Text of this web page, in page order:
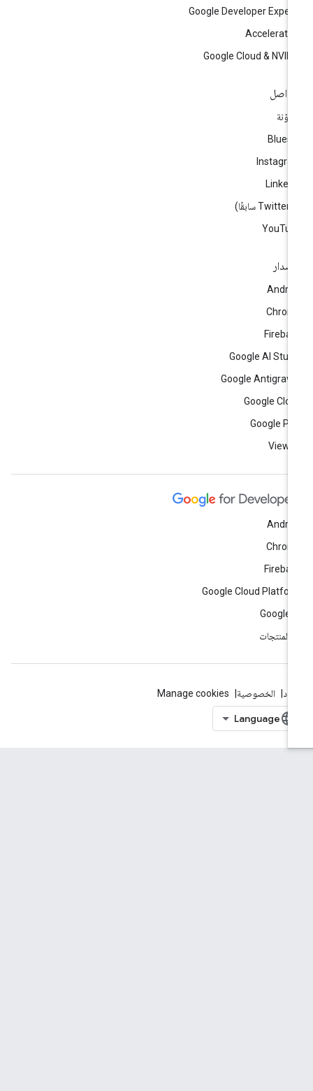
Google Developer
Google Cloud &
Google AI
Google
Google
Google
View
Google Cloud
Google
المنتجات
الخصوصية Manage cookies